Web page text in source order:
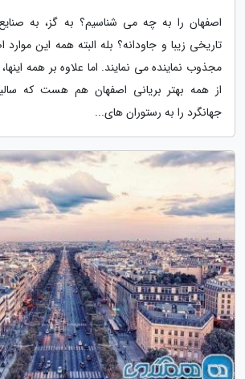
اصفهان را به چه می شناسیم؟ به گز، به صنایع
تاریخی زیبا و جاودانه؟ بله البته همه این
مجذوب نماینده می نمایند. اما علاوه بر همه
از همه بهتر بریانی اصفهان هم هست که
جهانگرد را به رستوران های...